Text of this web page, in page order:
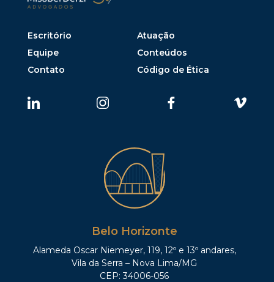
Escritório
Atuação
Equipe
Conteúdos
Contato
Código de Ética
Belo Horizonte
Alameda Oscar Niemeyer, 119, 12º e 13º andares,
Vila da Serra – Nova Lima/MG
CEP: 34006-056